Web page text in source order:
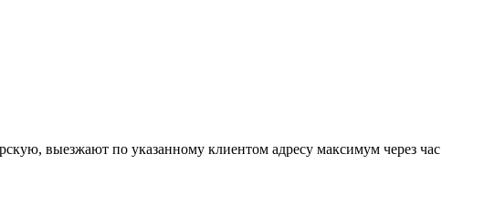
выезжают по указанному клиентом адресу максимум через час